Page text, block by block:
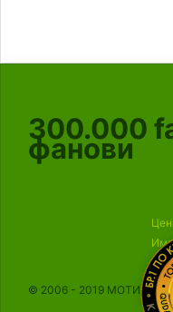
300.000
фанови
© 2006 - 2019 МОТИКА,